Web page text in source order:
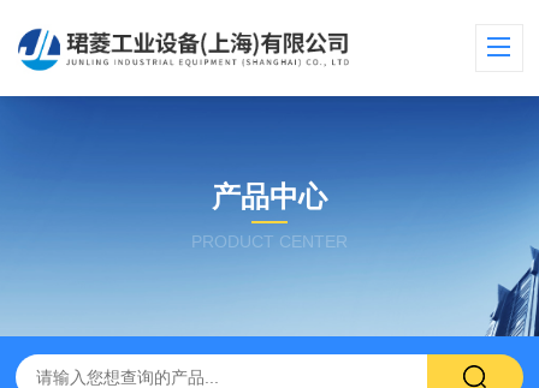
产品中心
PRODUCT CENTER